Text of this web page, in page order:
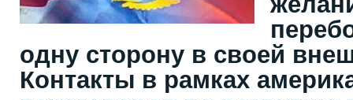
одну сторону в своей
Контакты в рамках